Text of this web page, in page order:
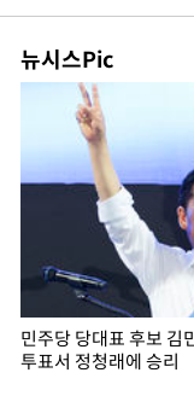
뉴시스Pic
민주당 당대표 후보 김
투표서 정청래에 승리